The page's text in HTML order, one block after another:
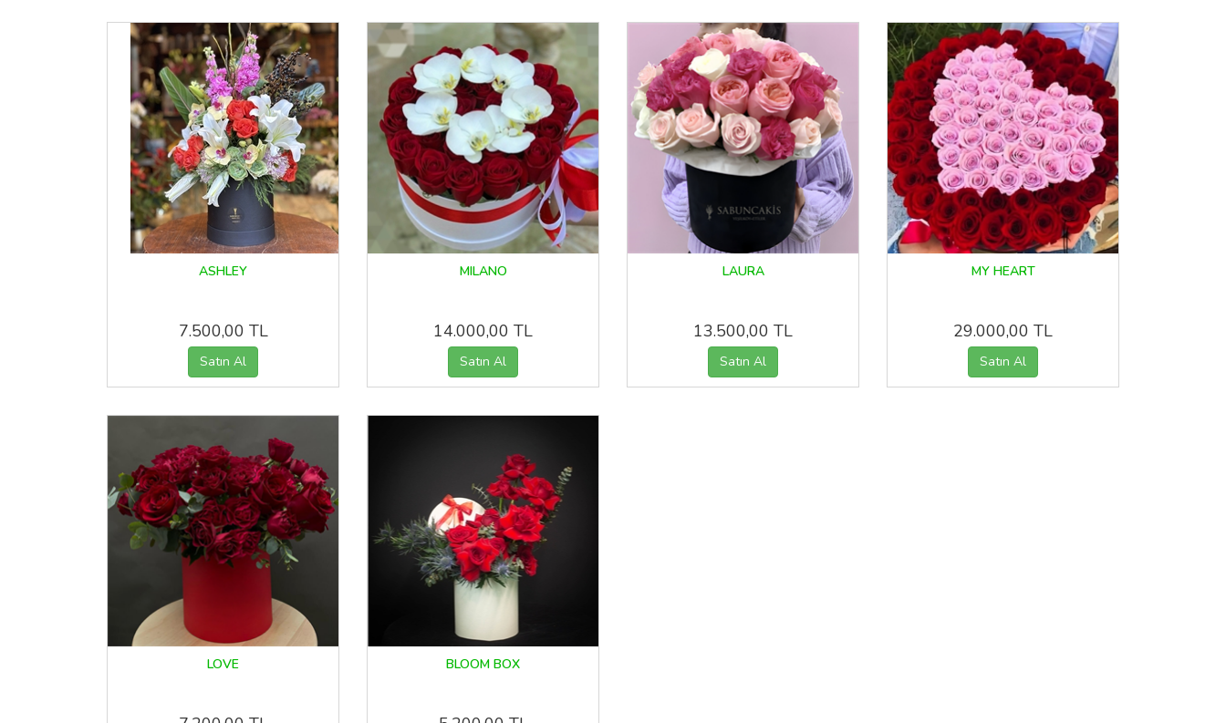
ASHLEY
7.500,00 TL
MILANO
14.000,00 TL
LAURA
13.500,00 TL
MY HEART
29.000,00 TL
LOVE BLOOM BOX